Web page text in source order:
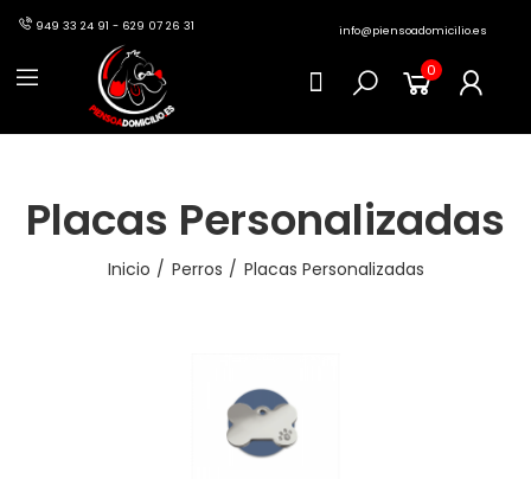
949 33 24 91 - 629 07 26 31 info@piensoadomicilio.es
0
Placas Personalizadas
Inicio Perros Placas Personalizadas